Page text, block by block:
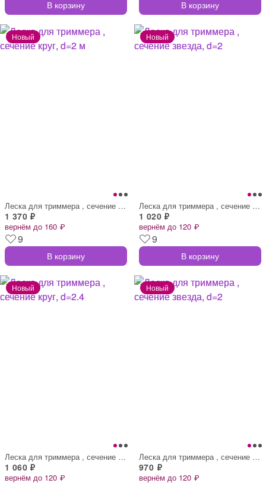
В корзину В корзину
Леска для триммера , сечение круг, d=2 м
1 370 ₽
вернём до 160 ₽
9
В корзину
Леска для триммера , сечение звезда, d=2
1 020 ₽
вернём до 120 ₽
9
В корзину
Леска для триммера , сечение круг, d=2.4
1 060 ₽
вернём до 120 ₽
Леска для триммера , сечение звезда, d=2
970 ₽
вернём до 120 ₽